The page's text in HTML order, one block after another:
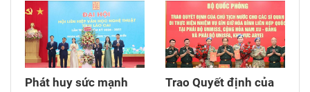
quốc gia A1.
Phát huy sức mạnh
Trao Quyết định của